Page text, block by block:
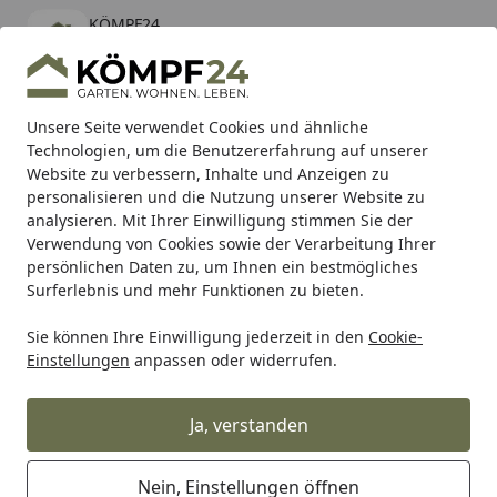
Unsere Seite verwendet Cookies und ähnliche
Technologien, um die Benutzererfahrung auf unserer
Website zu verbessern, Inhalte und Anzeigen zu
personalisieren und die Nutzung unserer Website zu
analysieren. Mit Ihrer Einwilligung stimmen Sie der
Verwendung von Cookies sowie der Verarbeitung Ihrer
persönlichen Daten zu, um Ihnen ein bestmögliches
Surferlebnis und mehr Funktionen zu bieten.
Sie können Ihre Einwilligung jederzeit in den Cookie-
Einstellungen anpassen oder widerrufen.
Ja, verstanden
Nein, Einstellungen öffnen
KÖMPF24
kostenlos - Im App Store
Hotline
Alle Produkte
Mein Konto
Suchen
Karibu Pools inkl. gratis Sandfilteranlage & Pool-
Starterset (Gesamtwert bis 468,99€)
Startseite
Grill Weber Ersatzteil GLOW PLUG/BRKT ASSY SF 22 BB
Weber Ersatzteil GLOW PLUG/BRKT
ASSY SF 22 BB (64719)